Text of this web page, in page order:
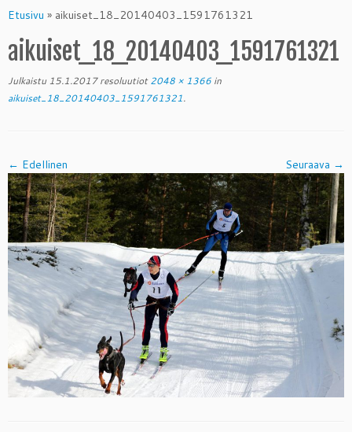
toEtusivu » aikuiset_18_20140403_1591761321
aikuiset_18_20140403_1591761321
Julkaistu 15.1.2017resoluutiot2048 × 1366 in
aikuiset_18_20140403_1591761321.
← Edellinen Seuraava →